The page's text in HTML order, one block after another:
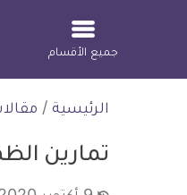
جميع الأقسام
الرئيسية /
تمارين